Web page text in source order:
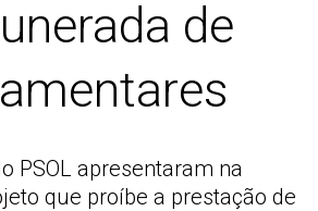
de
PSOL apresentaram na
que proíbe a prestação de